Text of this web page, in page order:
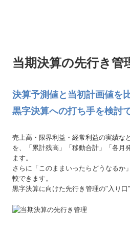
当期決算の先行き管
決算予測値と当初計画値を
黒字決算への打ち手を検討
売上高・限界利益・経常利益の実績な
を、「累計残高」「移動合計」「各月
ます。
さらに「このままいったらどうなるか
較できます。
黒字決算に向けた先行き管理の"入り口